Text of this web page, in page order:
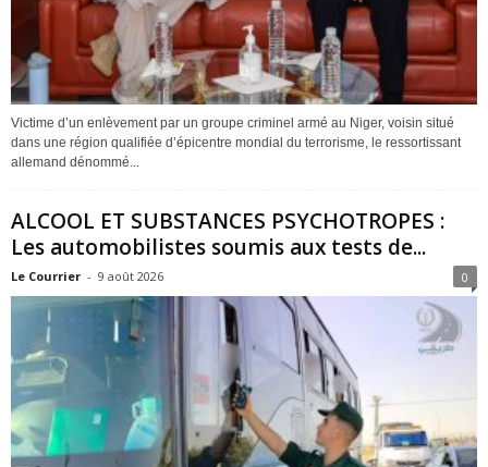
Victime d’un enlèvement par un groupe criminel armé au Niger, voisin situé
dans une région qualifiée d’épicentre mondial du terrorisme, le ressortissant
allemand dénommé...
ALCOOL ET SUBSTANCES PSYCHOTROPES :
Les automobilistes soumis aux tests de...
Le Courrier - 9 août 2026 0